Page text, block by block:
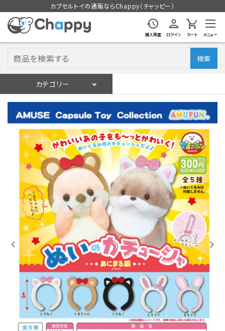
カプセルトイの通販ならChappy（チャッピー）
購入履歴 ログイン カート メニュー
検索
カテゴリー
入荷スケジュールをチェック
カプセルトイマシン本体
カプセルトイ
販促用空カプセル
レンタル
景品・玩具・文具
販促用カプセルトイ